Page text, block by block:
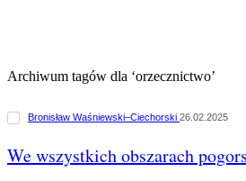
Archiwum tagów dla ‘orzecznictwo’
Bronisław Waśniewski–Ciechorski 26.02.2025
We wszystkich obszarach